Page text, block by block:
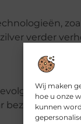
Wij maken
hoe u onze
kunnen
verder
van
bezit dat zijn